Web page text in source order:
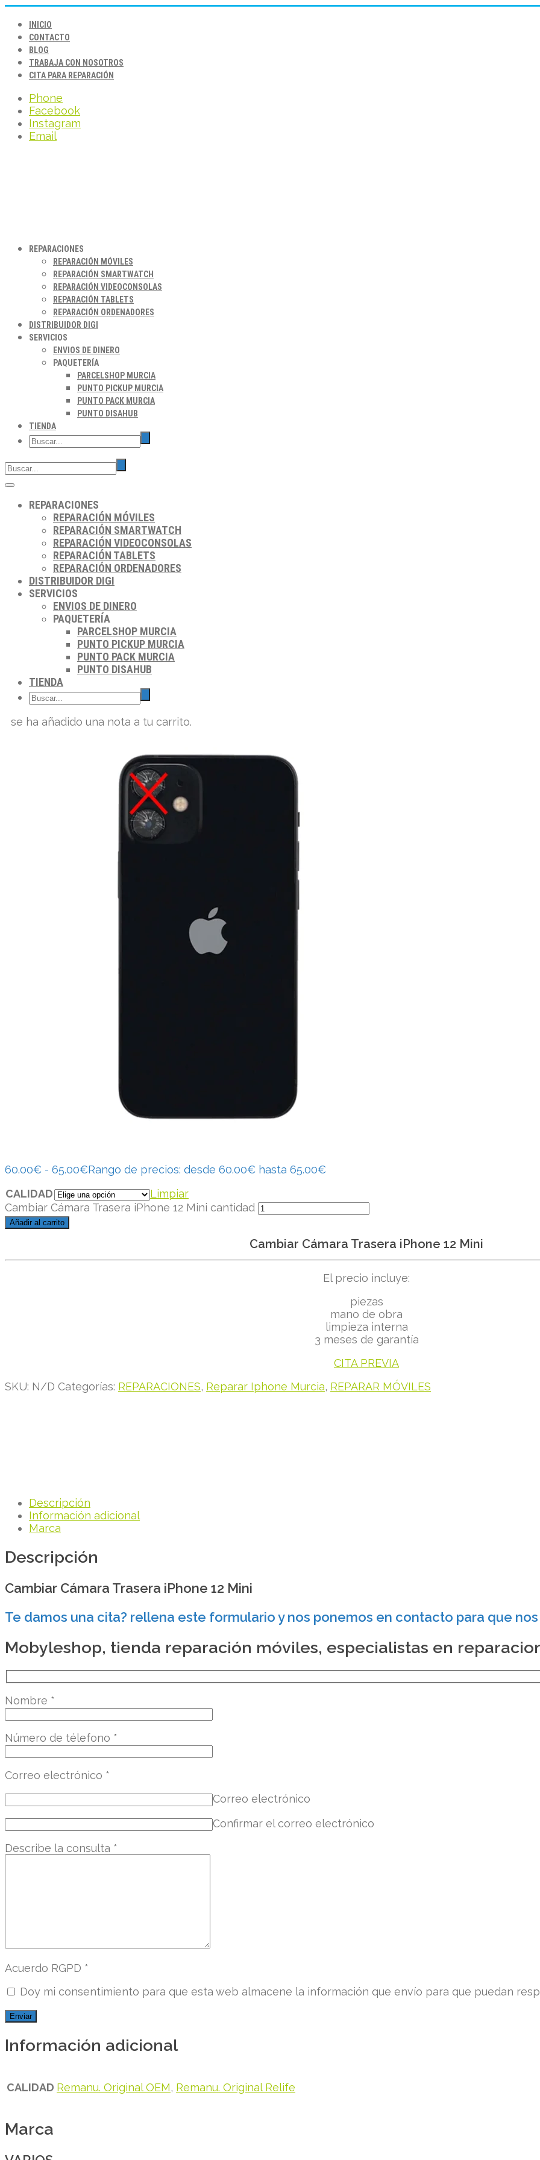
INICIO
CONTACTO
BLOG
TRABAJA CON NOSOTROS
CITA PARA REPARACIÓN
Phone
Facebook
Instagram
Email
REPARACIONES
REPARACIÓN MÓVILES
REPARACIÓN SMARTWATCH
REPARACIÓN VIDEOCONSOLAS
REPARACIÓN TABLETS
REPARACIÓN ORDENADORES
DISTRIBUIDOR DIGI
SERVICIOS
ENVIOS DE DINERO
PAQUETERÍA
PARCELSHOP MURCIA
PUNTO PICKUP MURCIA
PUNTO PACK MURCIA
PUNTO DISAHUB
TIENDA
REPARACIONES
REPARACIÓN MÓVILES
REPARACIÓN SMARTWATCH
REPARACIÓN VIDEOCONSOLAS
REPARACIÓN TABLETS
REPARACIÓN ORDENADORES
DISTRIBUIDOR DIGI
SERVICIOS
ENVIOS DE DINERO
PAQUETERÍA
PARCELSHOP MURCIA
PUNTO PICKUP MURCIA
PUNTO PACK MURCIA
PUNTO DISAHUB
TIENDA
se ha añadido una nota a tu carrito.
60.00€ - 65.00€Rango de precios: desde 60.00€ hasta 65.00€
CALIDAD
Limpiar
Cambiar Cámara Trasera iPhone 12 Mini cantidad
Añadir al carrito
Cambiar Cámara Trasera iPhone 12 Mini
El precio incluye:
piezas
mano de obra
limpieza interna
3 meses de garantía
CITA PREVIA
SKU: N/D Categorías: REPARACIONES, Reparar Iphone Murcia, REPARAR MÓVILES
Descripción
Información adicional
Marca
Descripción
Cambiar Cámara Trasera iPhone 12 Mini
Te damos una cita? rellena este formulario y nos ponemos en contacto para que
Mobyleshop, tienda reparación móviles, especialistas en
Nombre *
Número de télefono *
Correo electrónico *
Correo electrónico
Confirmar el correo electrónico
Describe la consulta *
Acuerdo RGPD *
Doy mi consentimiento para que esta web almacene la información que envío para que puedan
Información adicional
CALIDAD Remanu. Original OEM, Remanu. Original Relife
Marca